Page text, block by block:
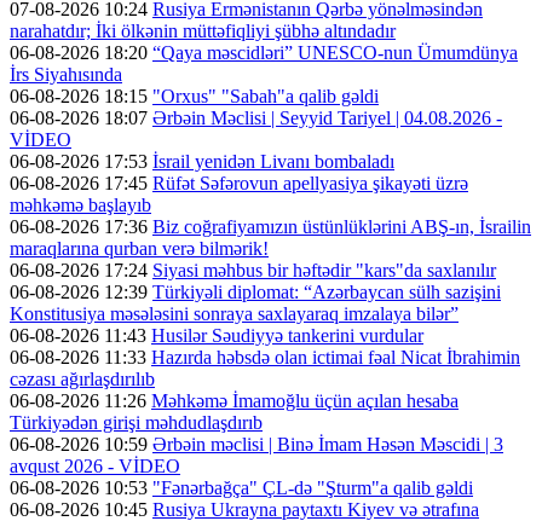
07-08-2026 10:24 Rusiya Ermənistanın Qərbə yönəlməsindən
narahatdır; İki ölkənin müttəfiqliyi şübhə altındadır
06-08-2026 18:20 “Qaya məscidləri” UNESCO-nun Ümumdünya
İrs Siyahısında
06-08-2026 18:15 "Orxus" "Sabah"a qalib gəldi
06-08-2026 18:07 Ərbəin Məclisi | Seyyid Tariyel | 04.08.2026 -
VİDEO
06-08-2026 17:53 İsrail yenidən Livanı bombaladı
06-08-2026 17:45 Rüfət Səfərovun apellyasiya şikayəti üzrə
məhkəmə başlayıb
06-08-2026 17:36 Biz coğrafiyamızın üstünlüklərini ABŞ-ın, İsrailin
maraqlarına qurban verə bilmərik!
06-08-2026 17:24 Siyasi məhbus bir həftədir "kars"da saxlanılır
06-08-2026 12:39 Türkiyəli diplomat: “Azərbaycan sülh sazişini
Konstitusiya məsələsini sonraya saxlayaraq imzalaya bilər”
06-08-2026 11:43 Husilər Səudiyyə tankerini vurdular
06-08-2026 11:33 Hazırda həbsdə olan ictimai fəal Nicat İbrahimin
cəzası ağırlaşdırılıb
06-08-2026 11:26 Məhkəmə İmamoğlu üçün açılan hesaba
Türkiyədən girişi məhdudlaşdırıb
06-08-2026 10:59 Ərbəin məclisi | Binə İmam Həsən Məscidi | 3
avqust 2026 - VİDEO
06-08-2026 10:53 "Fənərbağça" ÇL-də "Şturm"a qalib gəldi
06-08-2026 10:45 Rusiya Ukrayna paytaxtı Kiyev və ətrafına